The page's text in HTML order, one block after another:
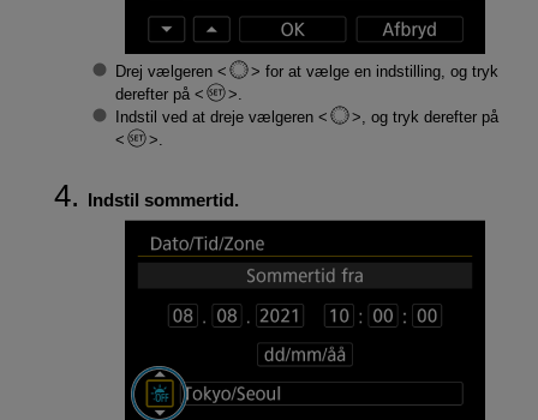
Drej vælgeren
for at vælge en indstilling, og tryk
derefter på
Indstil ved at dreje vælgeren
, og tryk derefter på
Indstil sommertid.